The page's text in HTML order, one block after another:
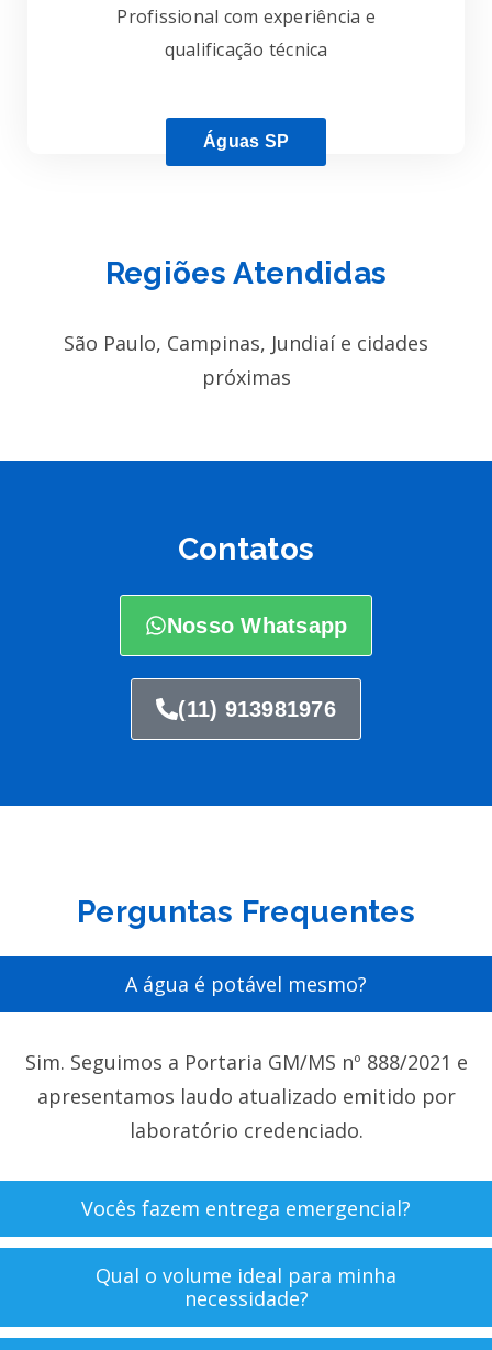
Profissional com experiência e
qualificação técnica
Águas SP
Regiões Atendidas
São Paulo, Campinas, Jundiaí e cidades
próximas
Contatos
Nosso Whatsapp
(11) 913981976
Perguntas Frequentes
A água é potável mesmo?
Vocês fazem entrega emergencial?
Qual o volume ideal para minha
necessidade?
Sim. Seguimos a Portaria GM/MS nº 888/2021 e
apresentamos laudo atualizado emitido por
laboratório credenciado.